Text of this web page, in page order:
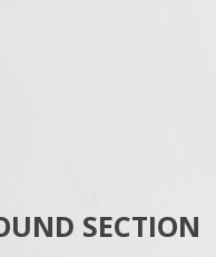
SECTION